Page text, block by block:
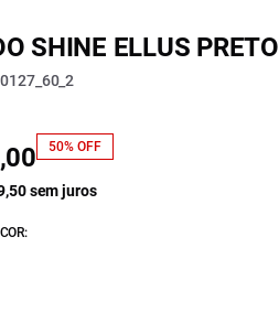
SHINE ELLUS PRETO
50% OFF
sem juros